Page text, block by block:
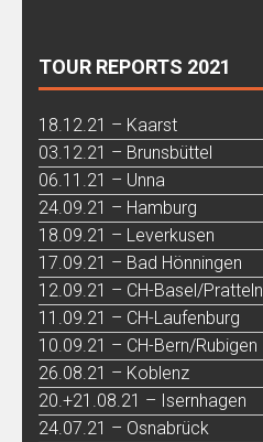
TOUR REPORTS 2021
18.12.21 – Kaarst
03.12.21 – Brunsbüttel
06.11.21 – Unna
24.09.21 – Hamburg
18.09.21 – Leverkusen
17.09.21 – Bad Hönningen
12.09.21 – CH-Basel/Pratteln
11.09.21 – CH-Laufenburg
10.09.21 – CH-Bern/Rubigen
26.08.21 – Koblenz
20.+21.08.21 – Isernhagen
24.07.21 – Osnabrück